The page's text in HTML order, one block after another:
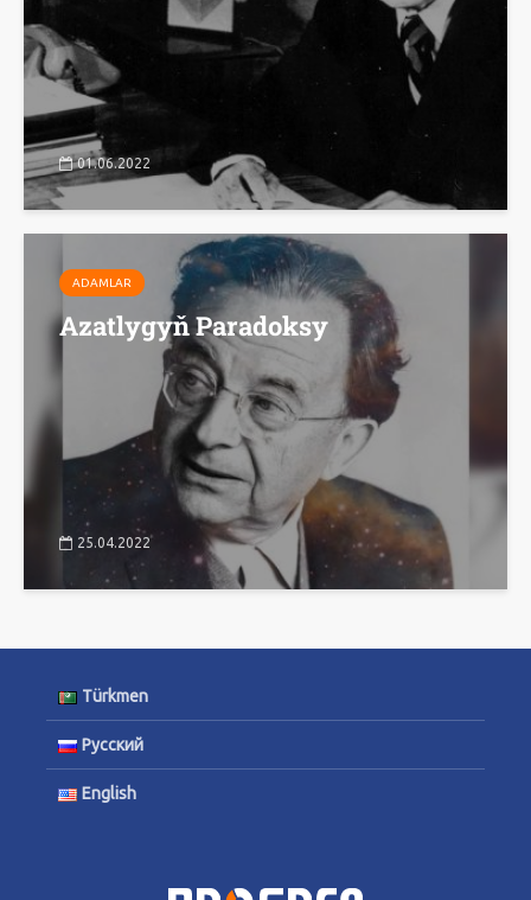
01.06.2022
ADAMLAR
Azatlygyň Paradoksy
25.04.2022
Türkmen
Русский
English